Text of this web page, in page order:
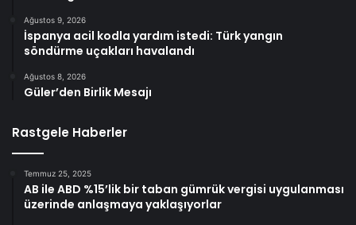
Ağustos 9, 2026
İspanya acil kodla yardım istedi: Türk yangın
söndürme uçakları havalandı
Ağustos 8, 2026
Güler’den Birlik Mesajı
Rastgele Haberler
Temmuz 25, 2025
AB ile ABD %15’lik bir taban gümrük vergisi uygulanması
üzerinde anlaşmaya yaklaşıyorlar